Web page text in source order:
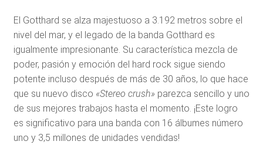
El Gotthard se alza majestuoso a 3.192 metros sobre el
nivel del mar, y el legado de la banda Gotthard es
igualmente impresionante. Su característica mezcla de
poder, pasión y emoción del hard rock sigue siendo
potente incluso después de más de 30 años, lo que hace
que su nuevo disco «Stereo crush»parezca sencillo y uno
de sus mejores trabajos hasta el momento. ¡Este logro
es significativo para una banda con 16 álbumes número
uno y 3,5 millones de unidades vendidas!